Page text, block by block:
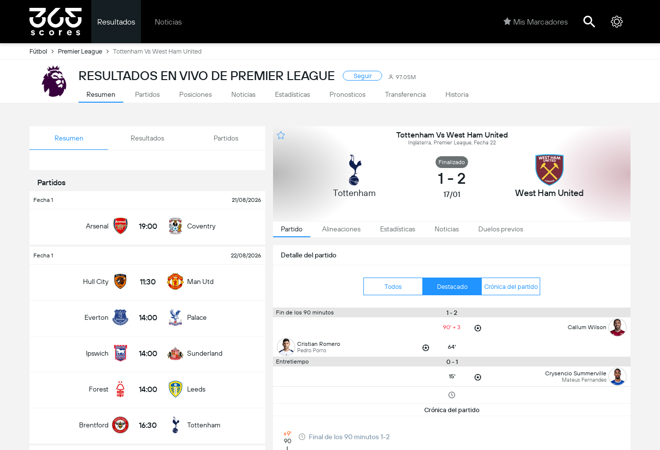
Resultados Noticias Mis Marcadores
Fútbol Premier League Tottenham Vs West Ham United
RESULTADOS EN VIVO DE PREMIER LEAGUE Seguir 97.05M
Resumen Partidos Posiciones Noticias Estadísticas Pronosticos Transferencia Historia
Resumen Resultados Partidos
Partidos
Fecha 1 21/08/2026
Arsenal 19:00 Coventry
Fecha 1 22/08/2026
Hull City 11:30 Man Utd
Everton 14:00 Palace
Ipswich 14:00 Sunderland
Forest 14:00 Leeds
Brentford 16:30 Tottenham
Tottenham Vs West Ham United
Inglaterra, Premier League, Fecha 22
Tottenham
Finalizado
1 - 2
17/01 West Ham United
Partido Alineaciones Estadísticas Noticias Duelos previos
Detalle del partido
Todos Destacado Crónica del partido
Fin de los 90 minutos 1 - 2
90' + 3 Callum Wilson
Cristian Romero
Pedro Porro 64'
Entretiempo 0 - 1
15' Crysencio Summerville
Mateus Fernandes
Crónica del partido
+9'
90
Final de los 90 minutos 1-2